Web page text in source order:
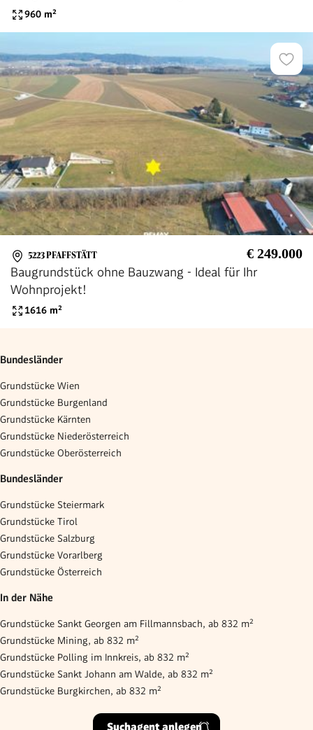
960 m²
5223 PFAFFSTÄTT € 249.000
Baugrundstück ohne Bauzwang - Ideal für Ihr
Wohnprojekt!
1616 m²
Bundesländer
Grundstücke Wien
Grundstücke Burgenland
Grundstücke Kärnten
Grundstücke Niederösterreich
Grundstücke Oberösterreich
Bundesländer
Grundstücke Steiermark
Grundstücke Tirol
Grundstücke Salzburg
Grundstücke Vorarlberg
Grundstücke Österreich
In der Nähe
Grundstücke Sankt Georgen am Fillmannsbach, ab 832 m²
Grundstücke Mining, ab 832 m²
Grundstücke Polling im Innkreis, ab 832 m²
Grundstücke Sankt Johann am Walde, ab 832 m²
Grundstücke Burgkirchen, ab 832 m²
Suchagent anlegen